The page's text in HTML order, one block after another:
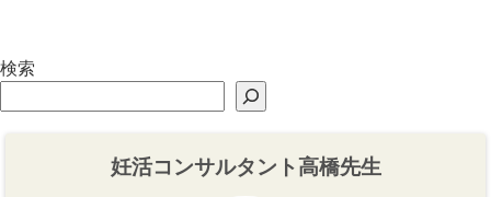
検索
妊活コンサルタント高橋先生